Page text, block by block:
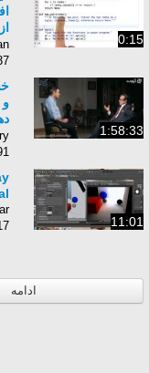
0:15
1:58:33
11:01
ادامه